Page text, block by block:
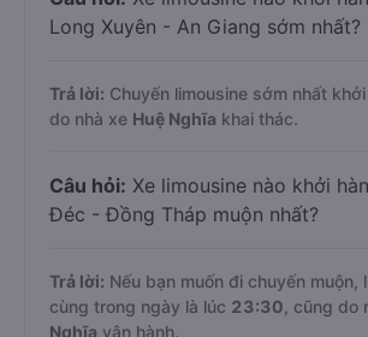
Long Xuyên - An Giang sớm nhất?
Trả lời: Chuyến limousine sớm nhất
do nhà xe Huệ Nghĩa khai thác.
Câu hỏi: Xe limousine nào khởi
Đéc - Đồng Tháp muộn nhất?
Trả lời: Nếu bạn muốn đi chuyến muộn,
cùng trong ngày là lúc 23:30 , cũng do
Nghĩa vận hành.